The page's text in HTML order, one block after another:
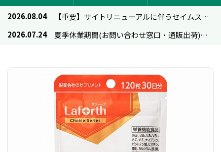
2026.08.04
【重要】サイトリニューアルに伴うセイムス通販のご利用について
2026.07.24
夏季休業期間(お問い合わせ窓口・通販出荷)のお知らせ